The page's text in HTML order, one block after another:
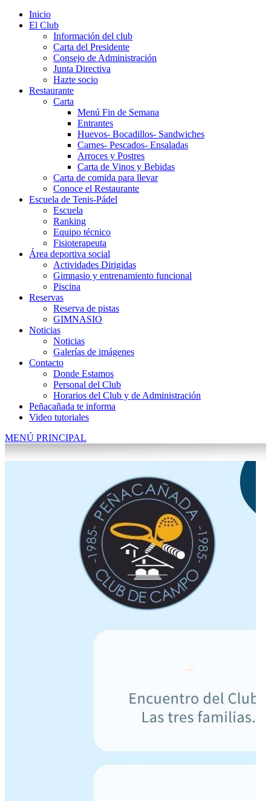
Inicio
El Club
Información del club
Carta del Presidente
Consejo de Administración
Junta Directiva
Hazte socio
Restaurante
Carta
Menú Fin de Semana
Entrantes
Huevos- Bocadillos- Sandwiches
Carnes- Pescados- Ensaladas
Arroces y Postres
Carta de Vinos y Bebidas
Carta de comida para llevar
Conoce el Restaurante
Escuela de Tenis-Pádel
Escuela
Ranking
Equipo técnico
Fisioterapeuta
Área deportiva social
Actividades Dirigidas
Gimnasio y entrenamiento funcional
Piscina
Reservas
Reserva de pistas
GIMNASIO
Noticias
Noticias
Galerías de imágenes
Contacto
Donde Estamos
Personal del Club
Horarios del Club y de Administración
Peñacañada te informa
Video tutoriales
MENÚ PRINCIPAL